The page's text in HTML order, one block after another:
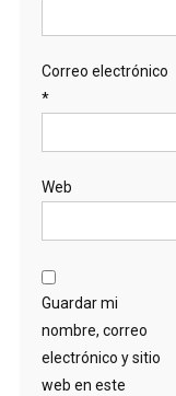
Correo electrónico
*
Web
Guardar mi
nombre, correo
electrónico y sitio
web en este